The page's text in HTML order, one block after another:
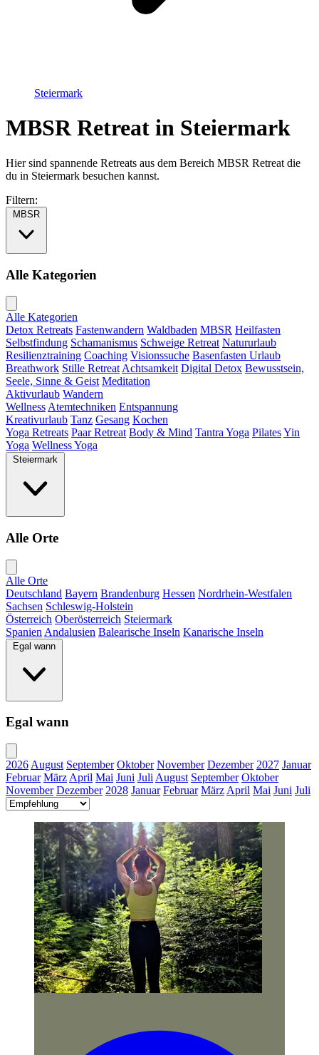
Steiermark
MBSR Retreat in Steiermark
Hier sind spannende Retreats aus dem Bereich MBSR Retreat die
du in Steiermark besuchen kannst.
Filtern:
MBSR
Alle Kategorien
Alle Kategorien
Detox Retreats Fastenwandern Waldbaden MBSR Heilfasten
Selbstfindung Schamanismus Schweige Retreat Natururlaub
Resilienztraining Coaching Visionssuche Basenfasten Urlaub
Breathwork Stille Retreat Achtsamkeit Digital Detox Bewusstsein,
Seele, Sinne & Geist Meditation
Aktivurlaub Wandern
Wellness Atemtechniken Entspannung
Kreativurlaub Tanz Gesang Kochen
Yoga Retreats Paar Retreat Body & Mind Tantra Yoga PilatesYin
Yoga Wellness Yoga
Steiermark
Alle Orte
Alle Orte
Deutschland Bayern Brandenburg Hessen Nordrhein-Westfalen
Sachsen Schleswig-Holstein
Österreich Oberösterreich Steiermark
Spanien Andalusien Balearische Inseln Kanarische Inseln
Egal wann
Egal wann
2026 August September Oktober November Dezember 2027 Januar
Februar März April Mai Juni Juli August September Oktober
November Dezember 2028 Januar Februar März April Mai Juni Juli